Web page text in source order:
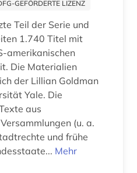
audiovisuelles material (2)
GEFÖRDERTE LIZENZ
Teil der Serie und
1.740 Titel mit
amerikanischen
Die Materialien
der Lillian Goldman
Yale. Die
aus
(u. a.
und frühe
Mehr